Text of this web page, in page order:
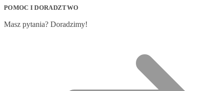
POMOC I DORADZTWO
Masz pytania? Doradzimy!